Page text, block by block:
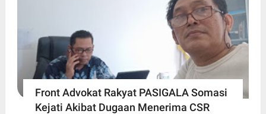
Front Advokat Rakyat PASIGALA Somasi
Kejati Akibat Dugaan Menerima CSR